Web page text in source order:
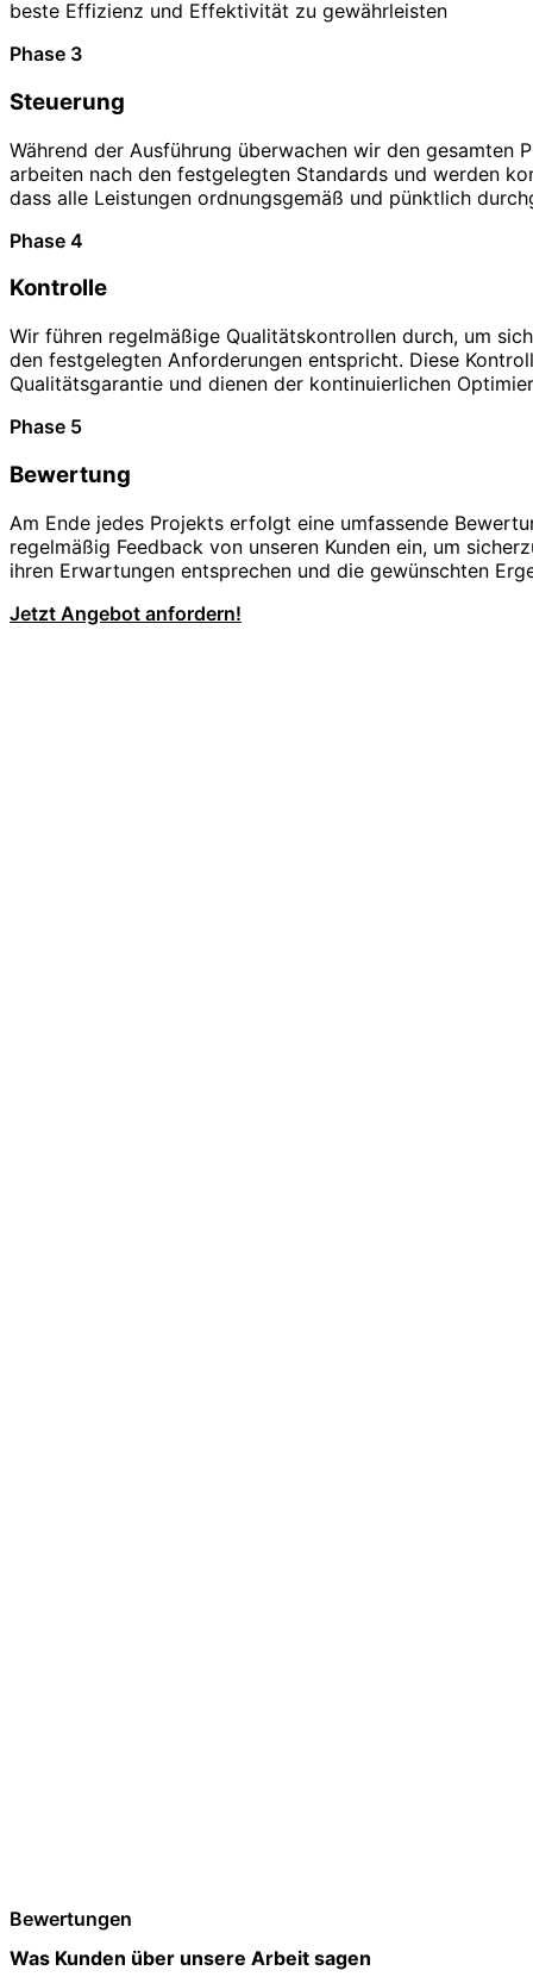
beste Effizienz und Effektivität zu gewährleisten
Phase 3
Steuerung
Während der Ausführung überwachen wir den gesamten
arbeiten nach den festgelegten Standards und werden
dass alle Leistungen ordnungsgemäß und pünktlich
Phase 4
Kontrolle
Wir führen regelmäßige Qualitätskontrollen durch, um
den festgelegten Anforderungen entspricht. Diese
Qualitätsgarantie und dienen der kontinuierlichen
Phase 5
Bewertung
Am Ende jedes Projekts erfolgt eine umfassende
regelmäßig Feedback von unseren Kunden ein, um
ihren Erwartungen entsprechen und die gewünschten
Jetzt Angebot anfordern!
Bewertungen
Was Kunden über unsere Arbeit sagen